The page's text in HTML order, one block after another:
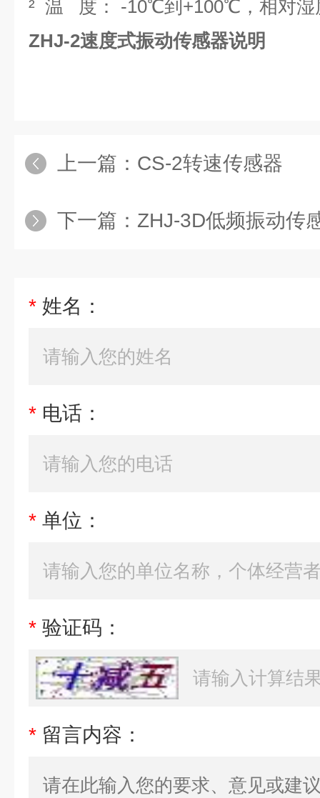
² 温 度： -10℃到+100℃，相对湿
ZHJ-2速度式振动传感器说明
上一篇： CS-2转速传感器
下一篇： ZHJ-3D低频振动传
* 姓名：
* 电话：
* 单位：
* 验证码：
* 留言内容：